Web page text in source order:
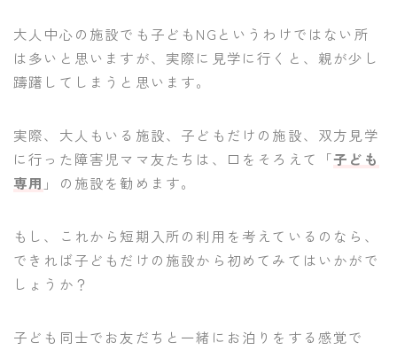
大人中心の施設でも子どもNGというわけではない所
は多いと思いますが、実際に見学に行くと、親が少し
躊躇してしまうと思います。
実際、大人もいる施設、子どもだけの施設、双方見学
に行った障害児ママ友たちは、口をそろえて「子ども
専用 」の施設を勧めます。
もし、これから短期入所の利用を考えているのなら、
できれば子どもだけの施設から初めてみてはいかがで
しょうか？
子ども同士でお友だちと一緒にお泊りをする感覚で